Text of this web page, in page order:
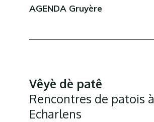
AGENDA Gruyère
Vêyè dè patê
Rencontres de patois à
Echarlens